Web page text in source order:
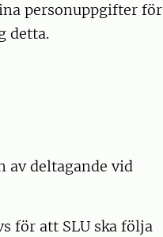
personuppgifter för
detta.
av deltagande vid
för att SLU ska följa